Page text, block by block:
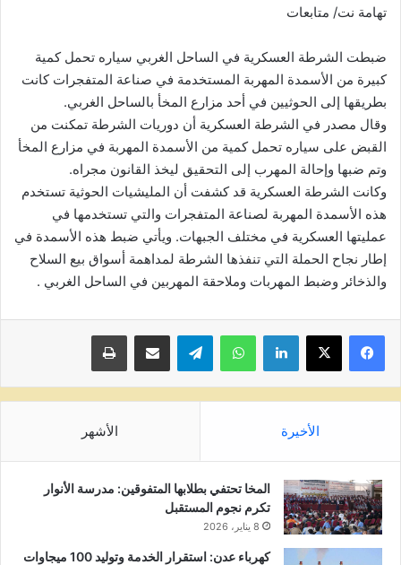
تهامة نت/ متابعات
ضبطت الشرطة العسكرية في الساحل الغربي سياره تحمل كمية
كبيرة من الأسمدة المهربة المستخدمة في صناعة المتفجرات كانت
بطريقها إلى الحوثيين في أحد مزارع المخأ بالساحل الغربي.
وقال مصدر في الشرطة العسكرية أن دوريات الشرطة تمكنت من
القبض على سياره تحمل كمية من الأسمدة المهربة في مزارع المخأ
وتم ضبها وإحالة المهرب إلى التحقيق ليخذ القانون مجراه.
وكانت الشرطة العسكرية قد كشفت أن المليشيات الحوثية تستخدم
هذه الأسمدة المهربة لصناعة المتفجرات والتي تستخدمها في
عمليتها العسكرية في مختلف الجبهات. ويأتي ضبط هذه الأسمدة في
إطار نجاح الحملة التي تنفذها الشرطة لمداهمة أسواق بيع السلاح
والذخائر وضبط المهربات وملاحقة المهربين في الساحل الغربي .
لينكدإن واتساب تيلقرام مشاركة عبر البريد طباعة
الأخيرة الأشهر
المخا تحتفي بطلابها المتفوقين: مدرسة الأنوار
تكرم نجوم المستقبل
8 يناير، 2026
كهرباء عدن: استقرار الخدمة وتوليد 100 ميجاوات